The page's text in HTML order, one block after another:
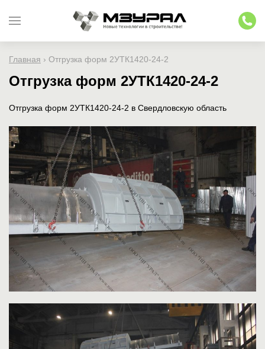
Главная › Отгрузка форм 2УТК1420-24-2
Отгрузка форм 2УТК1420-24-2
Отгрузка форм 2УТК1420-24-2 в Свердловскую область